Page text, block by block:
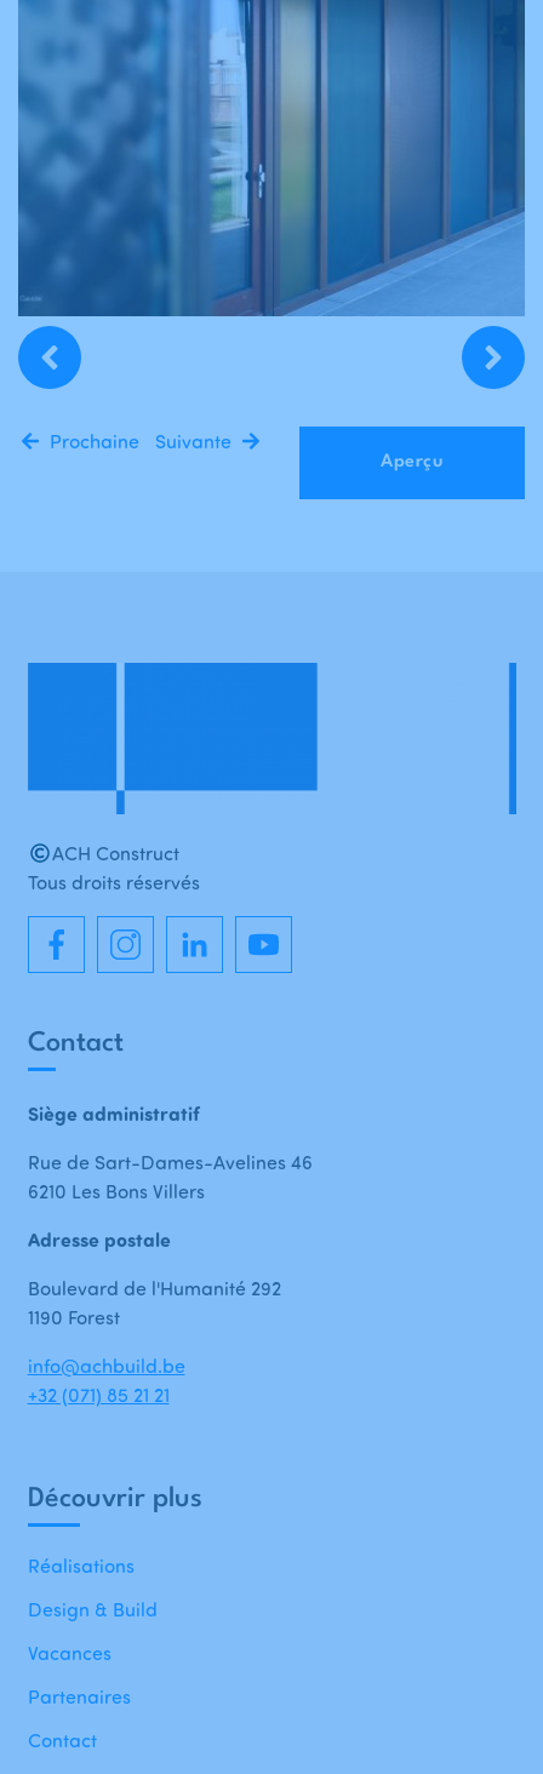
Prochaine
Aperçu
Suivante
Découvrir plus
Réalisations
Design & Build
Vacances
Partenaires
Contact
Contact
Siège administratif
Rue de Sart-Dames-Avelines 46
6210 Les Bons Villers
Adresse postale
Boulevard de l'Humanité 292
1190 Forest
info@achbuild.be
+32 (071) 85 21 21
ACH Construct
Tous droits réservés